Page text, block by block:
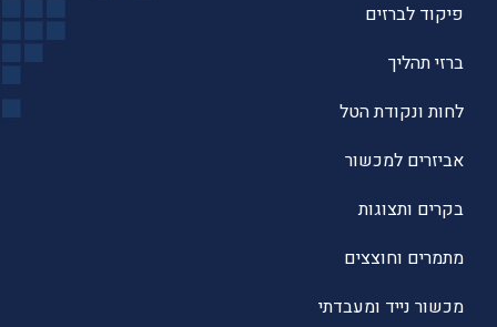
פיקוד לברזים
ברזי תהליך
לחות ונקודת הטל
אביזרים למכשור
בקרים ותצוגות
מתמרים וחוצצים
מכשור נייד ומעבדתי